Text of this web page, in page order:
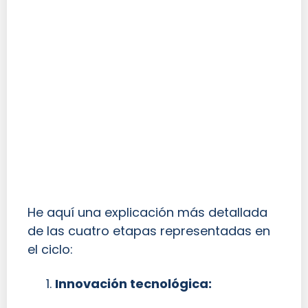
He aquí una explicación más detallada
de las cuatro etapas representadas en
el ciclo:
Innovación tecnológica: